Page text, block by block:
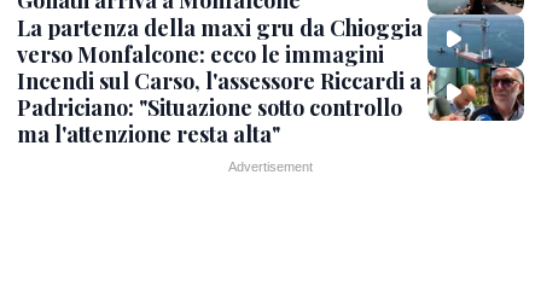
La partenza della maxi gru da Chioggia
verso Monfalcone: ecco le immagini
Incendi sul Carso, l'assessore Riccardi a
Padriciano: "Situazione sotto controllo
ma l'attenzione resta alta"